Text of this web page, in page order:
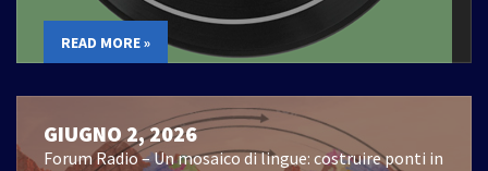
READ MORE »
GIUGNO 2, 2026
Forum Radio – Un mosaico di lingue: costruire ponti in